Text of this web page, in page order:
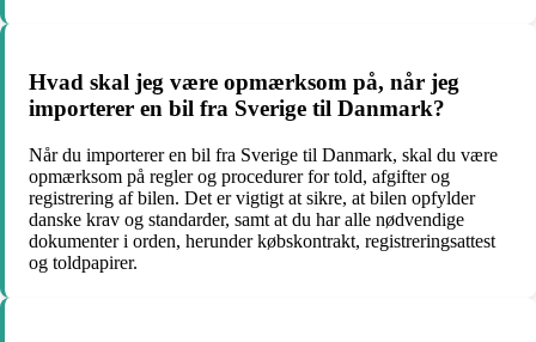
Hvad skal jeg være opmærksom på, når jeg
importerer en bil fra Sverige til Danmark?
Når du importerer en bil fra Sverige til Danmark, skal du være
opmærksom på regler og procedurer for told, afgifter og
registrering af bilen. Det er vigtigt at sikre, at bilen opfylder
danske krav og standarder, samt at du har alle nødvendige
dokumenter i orden, herunder købskontrakt, registreringsattest
og toldpapirer.